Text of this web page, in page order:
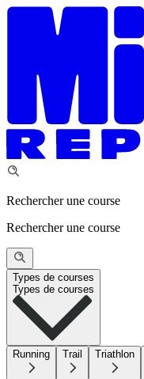
Rechercher une course
Rechercher une course
Types de courses
Types de courses
Running Trail Triathlon